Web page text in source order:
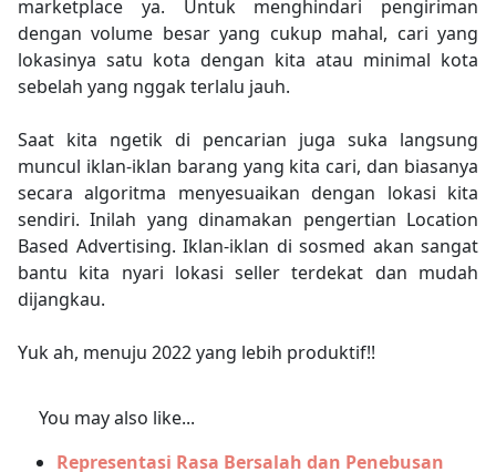
marketplace ya. Untuk menghindari pengiriman
dengan volume besar yang cukup mahal, cari yang
lokasinya satu kota dengan kita atau minimal kota
sebelah yang nggak terlalu jauh.
Saat kita ngetik di pencarian juga suka langsung
muncul iklan-iklan barang yang kita cari, dan biasanya
secara algoritma menyesuaikan dengan lokasi kita
sendiri. Inilah yang dinamakan pengertian Location
Based Advertising. Iklan-iklan di sosmed akan sangat
bantu kita nyari lokasi seller terdekat dan mudah
dijangkau.
Yuk ah, menuju 2022 yang lebih produktif!!
You may also like...
Representasi Rasa Bersalah dan Penebusan